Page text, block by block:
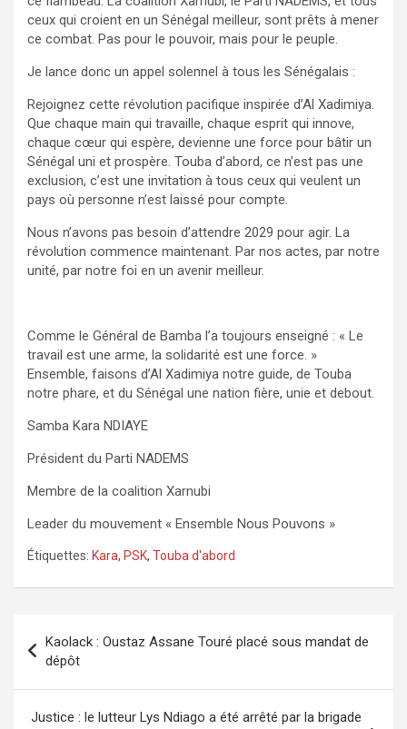
ceux qui croient en un Sénégal meilleur, sont prêts à mener
ce combat. Pas pour le pouvoir, mais pour le peuple.
Je lance donc un appel solennel à tous les Sénégalais :
Rejoignez cette révolution pacifique inspirée d’Al Xadimiya.
Que chaque main qui travaille, chaque esprit qui innove,
chaque cœur qui espère, devienne une force pour bâtir un
Sénégal uni et prospère. Touba d’abord, ce n’est pas une
exclusion, c’est une invitation à tous ceux qui veulent un
pays où personne n’est laissé pour compte.
Nous n’avons pas besoin d’attendre 2029 pour agir. La
révolution commence maintenant. Par nos actes, par notre
unité, par notre foi en un avenir meilleur.
Comme le Général de Bamba l’a toujours enseigné : « Le
travail est une arme, la solidarité est une force. »
Ensemble, faisons d’Al Xadimiya notre guide, de Touba
notre phare, et du Sénégal une nation fière, unie et debout.
Samba Kara NDIAYE
Président du Parti NADEMS
Membre de la coalition Xarnubi
Leader du mouvement « Ensemble Nous Pouvons »
Étiquettes: Kara, PSK, Touba d'abord
de
l’article
Kaolack : Oustaz Assane Touré placé sous mandat de
dépôt
Justice : le lutteur Lys Ndiago a été arrêté par la brigade